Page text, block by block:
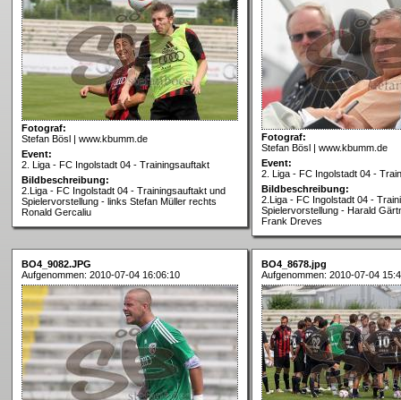
Fotograf:
Stefan Bösl | www.kbumm.de
Event:
2. Liga - FC Ingolstadt 04 - Trainingsauftakt
Bildbeschreibung:
2.Liga - FC Ingolstadt 04 - Trainingsauftakt und
Spielervorstellung - links Stefan Müller rechts
Ronald Gercaliu
Fotograf:
Stefan Bösl | www.kbumm.de
Event:
2. Liga - FC Ingolstadt 04 -
Bildbeschreibung:
2.Liga - FC Ingolstadt 04 -
Spielervorstellung - Harald
Frank Dreves
BO4_9082.JPG
Aufgenommen: 2010-07-04 16:06:10
BO4_8678.jpg
Aufgenommen: 2010-07-04